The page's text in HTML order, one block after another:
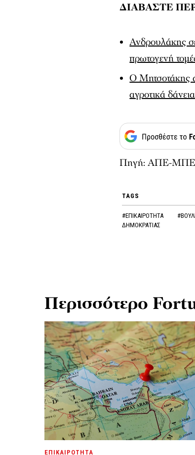
ΔΙΑΒΑΣΤΕ
Ανδρουλάκης
πρωτογενή
O Μητσοτάκης
αγροτικά δάνεια
Πηγή: ΑΠΕ-ΜΠΕ
TAGS
#ΕΠΙΚΑΙΡΟΤΗΤΑ
ΔΗΜΟΚΡΑΤΙΑΣ
Περισσότερο
ΕΠΙΚΑΙΡΟΤΗΤΑ